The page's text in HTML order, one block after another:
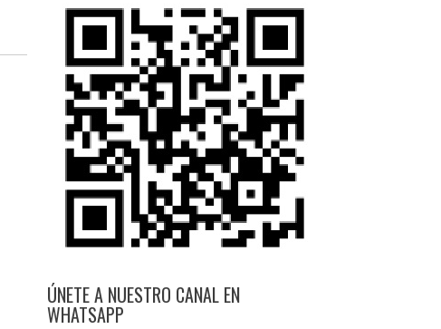
ÚNETE A NUESTRO CANAL EN
WHATSAPP